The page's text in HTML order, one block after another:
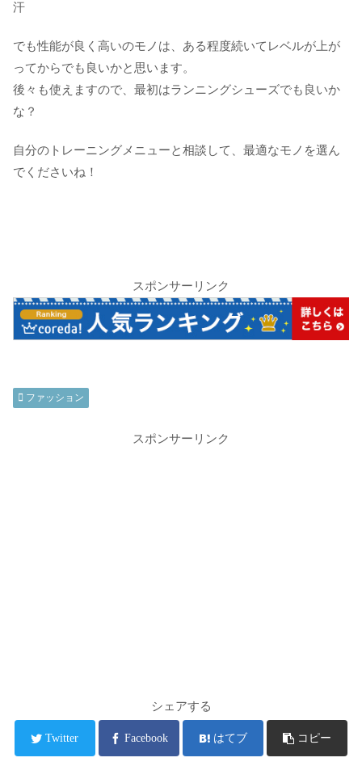
汗
でも性能が良く高いのモノは、ある程度続いてレベルが上が
ってからでも良いかと思います。
後々も使えますので、最初はランニングシューズでも良いか
な？
自分のトレーニングメニューと相談して、最適なモノを選ん
でくださいね！
スポンサーリンク
ファッション
スポンサーリンク
シェアする
Twitter Facebook はてブ コピー